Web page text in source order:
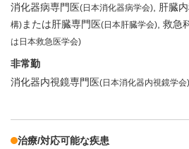
消化器病専門医(日本消化器病学会) 肝臓
構) または肝臓専門医(日本肝臓学会) 救急
は日本救急医学会)
非常勤
消化器内視鏡専門医(日本消化器内視鏡学会)
治療/対応可能な疾患